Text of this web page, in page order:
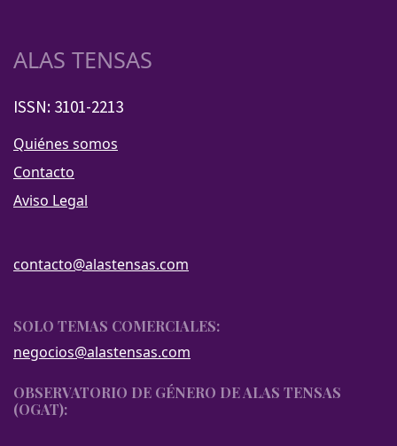
ALAS TENSAS
ISSN: 3101-2213
Quiénes somos
Contacto
Aviso Legal
contacto@alastensas.com
SOLO TEMAS COMERCIALES:
negocios@alastensas.com
OBSERVATORIO DE GÉNERO DE ALAS TENSAS
(OGAT):